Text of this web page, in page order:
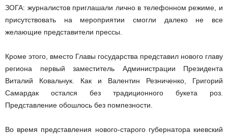
ЗОГА: журналистов приглашали лично в телефонном режиме, и
присутствовать на мероприятии смогли далеко не все
желающие представители прессы.
Кроме этого, вместо Главы государства представил нового главу
региона первый заместитель Администрации Президента
Виталий Ковальчук. Как и Валентин Резниченко, Григорий
Самардак остался без традиционного букета роз.
Представление обошлось без помпезности.
Во время представления нового-старого губернатора киевский